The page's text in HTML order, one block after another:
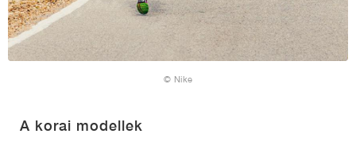
© Nike
A korai modellek